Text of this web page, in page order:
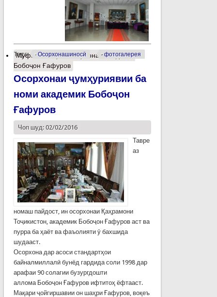
Tags: Осорхонашиносӣ фотогалерея
Муфассалтаро Осорхонаи академик
Бобоҷон Ғафуров
Осорхонаи ҷумҳуриявии ба
номи академик Бобоҷон
Ғафуров
Чоп шуд: 02/02/2016
Тавре
аз
номаш пайдост, ин осорхонаи Қаҳрамони
Тоҷикистон, академик Бобоҷон Ғафуров аст ва
пурра ба ҳаёт ва фаъолияти ӯ бахшида
шудааст.
Осорхона дар асоси стандартҳои
байналмиллалӣ бунёд гардида соли 1998 дар
арафаи 90 солагии бузургдошти
аллома Бобоҷон Ғафуров ифтитоҳ ёфтааст.
Мақари ҷойгиршавии он шаҳри Ғафуров, воқеъ